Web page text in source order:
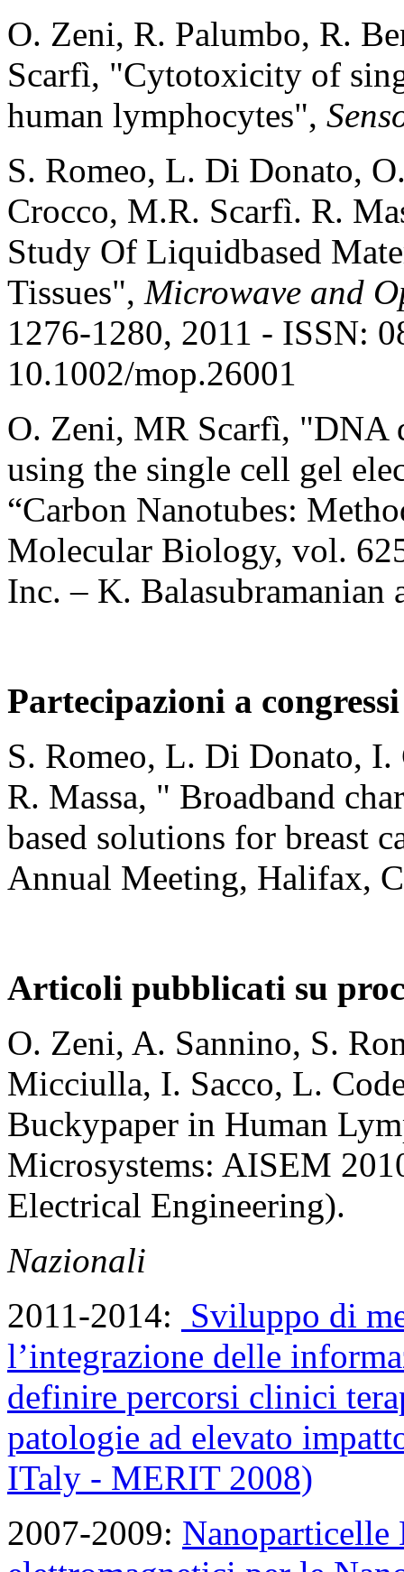
O. Zeni, R. Palumbo, R.
Scarfì, "Cytotoxicity of
human lymphocytes",
S. Romeo, L. Di Donato,
Crocco, M.R. Scarfì. R.
Study Of Liquidbased
Tissues", Microwave and
1276-1280, 2011 - ISSN:
10.1002/mop.26001
O. Zeni, MR Scarfì, "DNA
using the single cell gel
“Carbon Nanotubes:
Molecular Biology, vol.
Inc. – K.
Partecipazioni a
S. Romeo, L. Di Donato,
R. Massa, " Broadband
based solutions for breast
Annual Meeting, Halifax,
Articoli pubblicati su
O. Zeni, A. Sannino, S.
Micciulla, I. Sacco, L.
Buckypaper in Human
Microsystems: AISEM
Electrical Engineering).
Nazionali
2011-2014: Sviluppo di
l’integrazione delle
definire percorsi clinici
patologie ad elevato
ITaly - MERIT 2008)
2007-2009: Nanoparticelle